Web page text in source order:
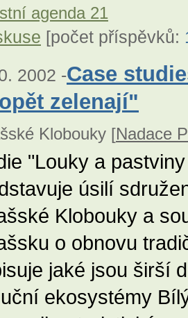
agenda 21
[počet příspěvků:
2002 -Case
zelenají"
Klobouky [Nadace
"Louky a
úsilí
Klobouky a
o obnovu
jaké jsou širší
ekosystémy